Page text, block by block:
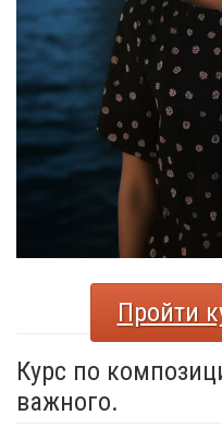
Пройти
Курс по
важного.